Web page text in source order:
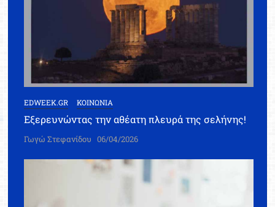
EDWEEK.GR ΚΟΙΝΩΝΙΑ
Εξερευνώντας την αθέατη πλευρά της σελήνης!
Γωγώ Στεφανίδου 06/04/2026